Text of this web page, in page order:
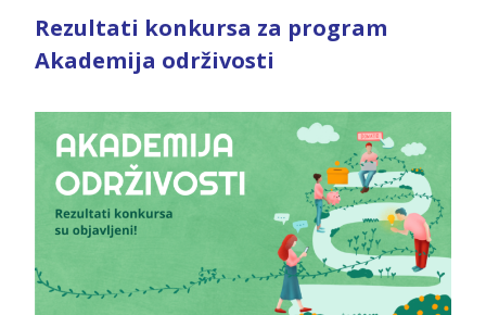
Rezultati konkursa za program
Akademija održivosti